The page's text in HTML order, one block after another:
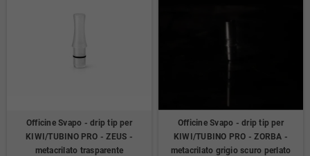
Officine Svapo - drip tip per
KIWI/TUBINO PRO - ZEUS -
metacrilato trasparente
Officine Svapo - drip tip per
KIWI/TUBINO PRO - ZORBA -
metacrilato grigio scuro perlato